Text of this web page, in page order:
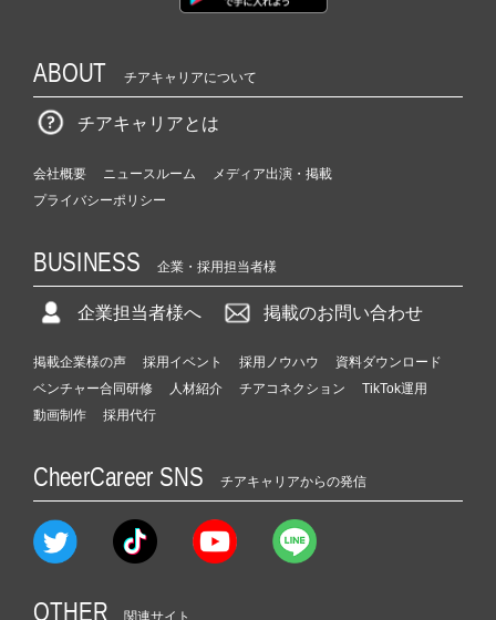
ABOUT チアキャリアについて
チアキャリアとは
会社概要 ニュースルーム
メディア出演・掲載
プライバシーポリシー
BUSINESS 企業・採用担当者様
企業担当者様へ 掲載のお問い合わせ
掲載企業様の声 採用イベント 採用ノウハウ
資料ダウンロード
ベンチャー合同研修
人材紹介 チアコネクション
TikTok運用
動画制作
採用代行
CheerCareer SNS チアキャリアからの発信
OTHER